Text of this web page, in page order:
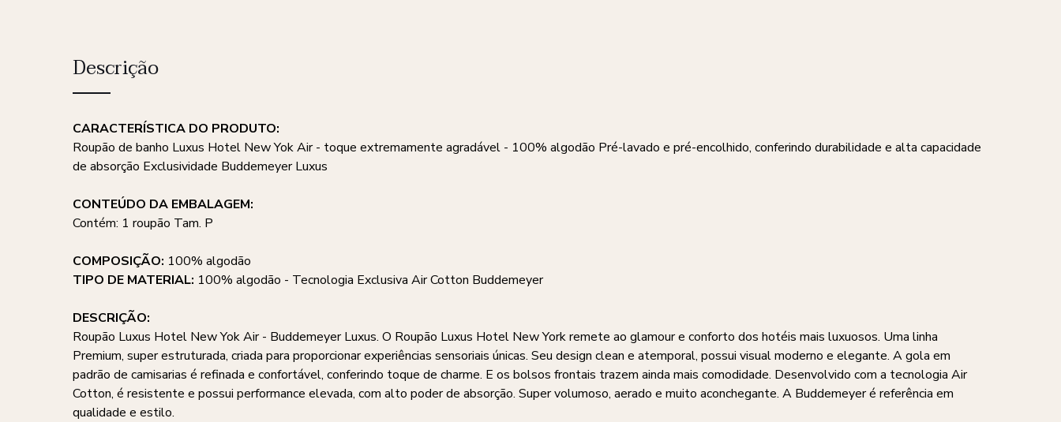
Descrição
CARACTERÍSTICA DO PRODUTO:
Roupão de banho Luxus Hotel New Yok Air - toque extremamente agradável - 100% algodão Pré-lavado e pré-encolhido, conferindo durabilidade e alta capacidade
de absorção Exclusividade Buddemeyer Luxus
CONTEÚDO DA EMBALAGEM:
Contém: 1 roupão Tam. P
COMPOSIÇÃO: 100% algodão
TIPO DE MATERIAL: 100% algodão - Tecnologia Exclusiva Air Cotton Buddemeyer
DESCRIÇÃO:
Roupão Luxus Hotel New Yok Air - Buddemeyer Luxus. O Roupão Luxus Hotel New York remete ao glamour e conforto dos hotéis mais luxuosos. Uma linha
Premium, super estruturada, criada para proporcionar experiências sensoriais únicas. Seu design clean e atemporal, possui visual moderno e elegante. A gola em
padrão de camisarias é refinada e confortável, conferindo toque de charme. E os bolsos frontais trazem ainda mais comodidade. Desenvolvido com a tecnologia Air
Cotton, é resistente e possui performance elevada, com alto poder de absorção. Super volumoso, aerado e muito aconchegante. A Buddemeyer é referência em
qualidade e estilo.